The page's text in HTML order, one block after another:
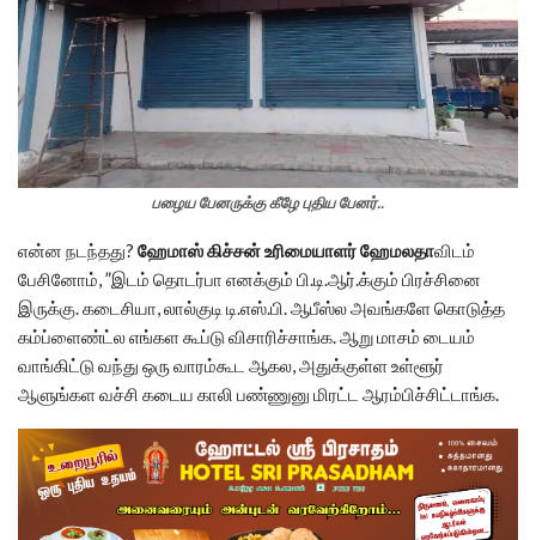
பழைய பேனருக்கு கீழே புதிய பேனர்..
என்ன நடந்தது? ஹேமாஸ் கிச்சன் உரிமையாளர் ஹேமலதாவிடம்
பேசினோம், ”இடம் தொடர்பா எனக்கும் பி.டி.ஆர்.க்கும் பிரச்சினை
இருக்கு. கடைசியா, லால்குடி டி.எஸ்.பி. ஆபீஸ்ல அவங்களே கொடுத்த
கம்ப்ளைண்ட்ல எங்கள கூப்டு விசாரிச்சாங்க. ஆறு மாசம் டையம்
வாங்கிட்டு வந்து ஒரு வாரம்கூட ஆகல, அதுக்குள்ள உள்ளூர்
ஆளுங்கள வச்சி கடைய காலி பண்ணுனு மிரட்ட ஆரம்பிச்சிட்டாங்க.